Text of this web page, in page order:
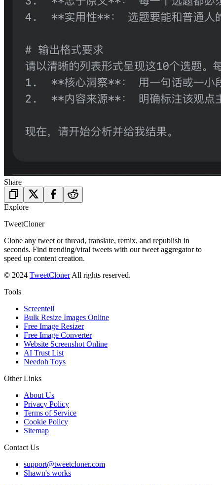
Share
Explore
TweetCloner
Clone any tweet or thread, translate, remix, and republish in
seconds. Find trending/viral tweets with our tweet aggregator to
speed up content creation.
© 2024 TweetCloner All rights reserved.
Tools
Screentell
Bulk Resize Images Online
Free Image Resizer
Free Image Converter
Website Screenshot Online
AI Trust List
Needoh Toys
Other Links
About Us
Privacy Policy
Terms of Service
Cookie Policy
Sitemap
Contact Us
support@tweetcloner.com
Shawn's works